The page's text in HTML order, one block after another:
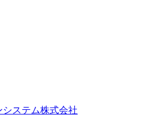
ステム株式会社